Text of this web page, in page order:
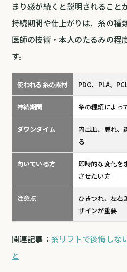
まり感が続くと説明されること
持続期間や仕上がりは、糸の種
医師の技術・本人のたるみの程
す。
使われる糸の素材 PDO、PLA、
持続期間 糸の種類によっ
ダウンタイム
内出血、腫れ、
る
向いている方
即時的な変化を
させたい方
注意点
ひきつれ、左右
ザインが重要
関連記事： 糸リフトで後悔しな
と